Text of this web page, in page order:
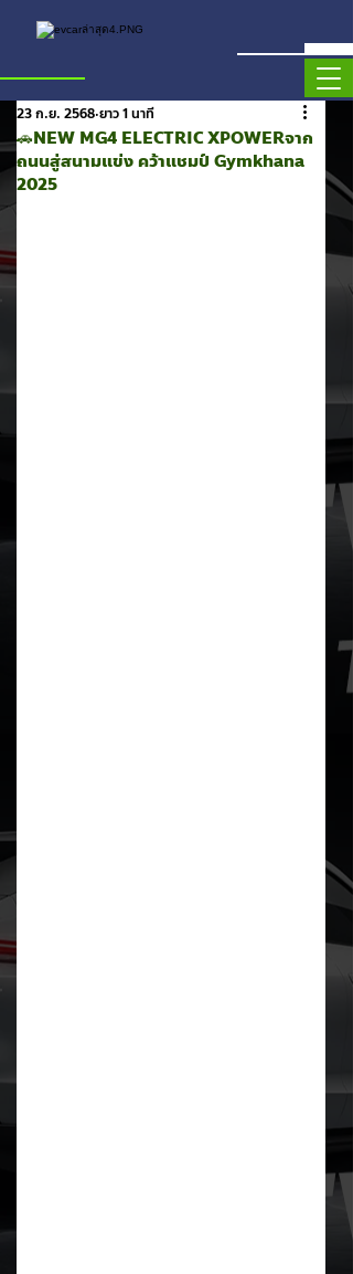
🚗NEW MG4 ELECTRIC XPOWERจาก
ถนนสู่สนามแข่ง คว้าแชมป์ Gymkhana
2025
23 ก.ย. 2568 ยาว 1 นาที